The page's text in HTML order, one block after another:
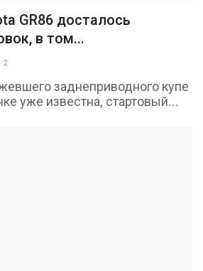
GR86 досталось
в том...
2
заднеприводного купе
уже известна, стартовый...